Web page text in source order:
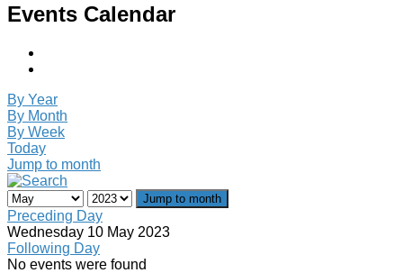
Events Calendar
By Year
By Month
By Week
Today
Jump to month
Jump to month
Preceding Day
Wednesday 10 May 2023
Following Day
No events were found